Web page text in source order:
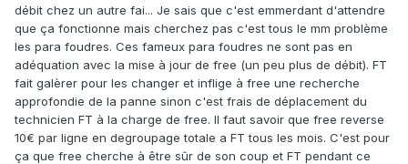
débit chez un autre fai... Je sais que c'est emmerdant d'attendre
que ça fonctionne mais cherchez pas c'est tous le mm problème
les para foudres. Ces fameux para foudres ne sont pas en
adéquation avec la mise à jour de free (un peu plus de débit). FT
fait galèrer pour les changer et inflige à free une recherche
approfondie de la panne sinon c'est frais de déplacement du
technicien FT à la charge de free. Il faut savoir que free reverse
10€ par ligne en degroupage totale a FT tous les mois. C'est pour
ça que free cherche à être sûr de son coup et FT pendant ce